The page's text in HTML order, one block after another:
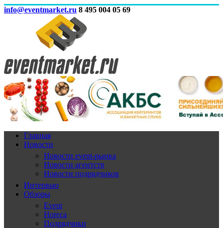
info@eventmarket.ru 8 495 004 05 69
Главная
Новости
Новости event-рынка
Новости агентств
Новости подрядчиков
Интервью
Обзоры
Event
Horeca
Подрядчики